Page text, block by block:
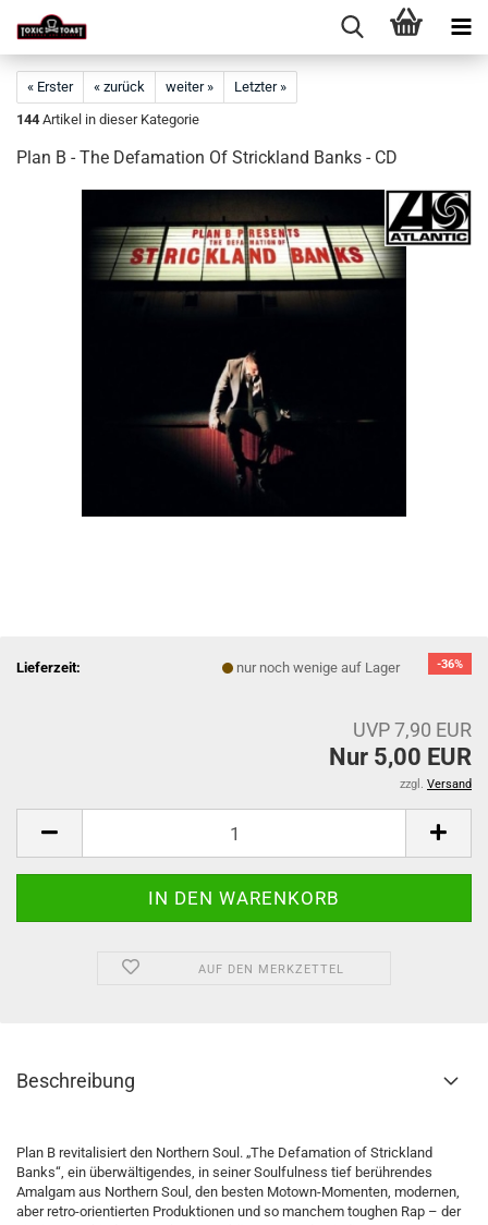
« Erster « zurück weiter »
Letzter »
144 Artikel in dieser Kategorie
Plan B - The Defamation Of Strickland Banks - CD
-36%
Lieferzeit: nur noch wenige auf Lager
UVP 7,90 EUR
Nur 5,00 EUR
zzgl. Versand
AUF DEN MERKZETTEL
Beschreibung
Plan B revitalisiert den Northern Soul. „The Defamation of Strickland
Banks“, ein überwältigendes, in seiner Soulfulness tief berührendes
Amalgam aus Northern Soul, den besten Motown-Momenten, modernen,
aber retro-orientierten Produktionen und so manchem toughen Rap – der